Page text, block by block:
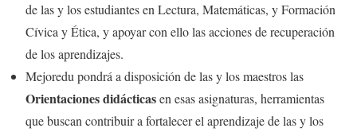
de las y los estudiantes en Lectura, Matemáticas, y Formación
Cívica y Ética, y apoyar con ello las acciones de recuperación
de los aprendizajes.
Mejoredu pondrá a disposición de las y los maestros las
Orientaciones didácticasen esas asignaturas, herramientas
que buscan contribuir a fortalecer el aprendizaje de las y los